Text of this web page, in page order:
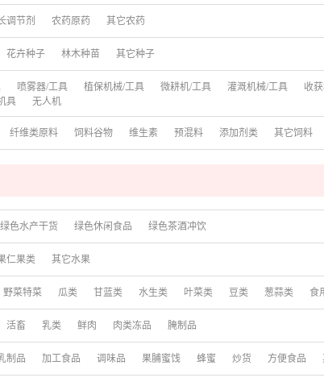
调节剂 农药原药 其它农药
花卉种子 林木种苗 其它种子
喷雾器/工具 植保机械/工具 微耕机/工具 灌溉机械/工具 收
具 无人机
纤维类原料 饲料谷物 维生素 预混料 添加剂类 其它饲料
绿色水产干货 绿色休闲食品 绿色茶酒冲饮
仁果类 其它水果
野菜特菜 瓜类 甘蓝类 水生类 叶菜类 豆类 葱蒜类 食
活畜 乳类 鲜肉 肉类冻品 腌制品
制品 加工食品 调味品 果脯蜜饯 蜂蜜 炒货 方便食品